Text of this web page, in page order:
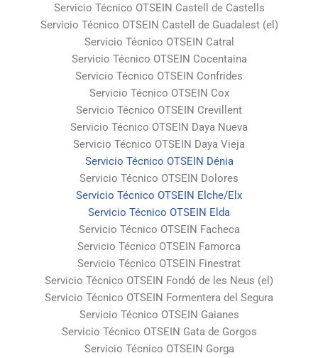
Servicio Técnico OTSEIN Castell de Castells
Servicio Técnico OTSEIN Castell de Guadalest (el)
Servicio Técnico OTSEIN Catral
Servicio Técnico OTSEIN Cocentaina
Servicio Técnico OTSEIN Confrides
Servicio Técnico OTSEIN Cox
Servicio Técnico OTSEIN Crevillent
Servicio Técnico OTSEIN Daya Nueva
Servicio Técnico OTSEIN Daya Vieja
Servicio Técnico OTSEIN Dénia
Servicio Técnico OTSEIN Dolores
Servicio Técnico OTSEIN Elche/Elx
Servicio Técnico OTSEIN Elda
Servicio Técnico OTSEIN Facheca
Servicio Técnico OTSEIN Famorca
Servicio Técnico OTSEIN Finestrat
Servicio Técnico OTSEIN Fondó de les Neus (el)
Servicio Técnico OTSEIN Formentera del Segura
Servicio Técnico OTSEIN Gaianes
Servicio Técnico OTSEIN Gata de Gorgos
Servicio Técnico OTSEIN Gorga